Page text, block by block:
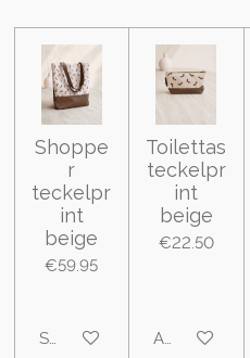
Shoppe
r
teckelpr
int
beige
€59.95
See details
Toilettas
teckelpr
int
beige
€22.50
Add to cart